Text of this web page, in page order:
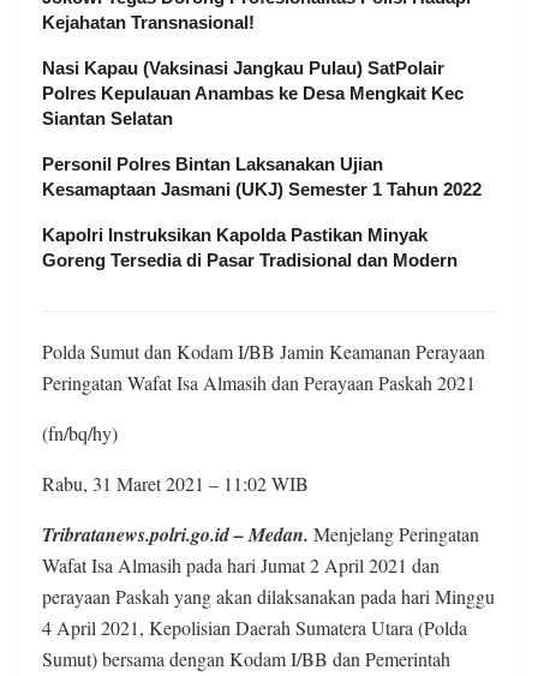
Kejahatan Transnasional!
Nasi Kapau (Vaksinasi Jangkau Pulau) SatPolair
Polres Kepulauan Anambas ke Desa Mengkait Kec
Siantan Selatan
Personil Polres Bintan Laksanakan Ujian
Kesamaptaan Jasmani (UKJ) Semester 1 Tahun 2022
Kapolri Instruksikan Kapolda Pastikan Minyak
Goreng Tersedia di Pasar Tradisional dan Modern
Polda Sumut dan Kodam I/BB Jamin Keamanan Perayaan
Peringatan Wafat Isa Almasih dan Perayaan Paskah 2021
(fn/bq/hy)
Rabu, 31 Maret 2021 – 11:02 WIB
Tribratanews.polri.go.id – Medan. Menjelang Peringatan
Wafat Isa Almasih pada hari Jumat 2 April 2021 dan
perayaan Paskah yang akan dilaksanakan pada hari Minggu
4 April 2021, Kepolisian Daerah Sumatera Utara (Polda
Sumut) bersama dengan Kodam I/BB dan Pemerintah